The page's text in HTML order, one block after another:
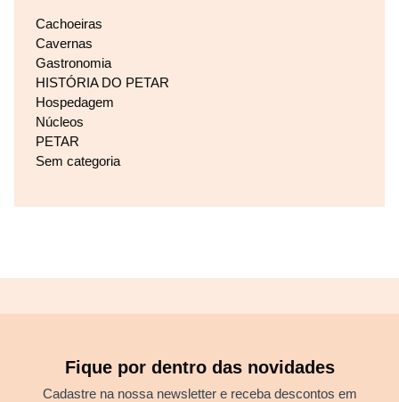
Cachoeiras
Cavernas
Gastronomia
HISTÓRIA DO PETAR
Hospedagem
Núcleos
PETAR
Sem categoria
Fique por dentro das novidades
Cadastre na nossa newsletter e receba descontos em